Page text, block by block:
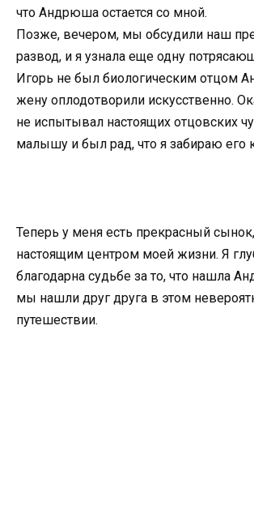
что Андрюша остается со мной.
Позже, вечером, мы обсудили наш
развод, и я узнала еще одну
Игорь не был биологическим отцом
жену оплодотворили искусственно.
не испытывал настоящих отцовских
малышу и был рад, что я забираю его
Теперь у меня есть прекрасный
настоящим центром моей жизни. Я
благодарна судьбе за то, что нашла
мы нашли друг друга в этом
путешествии.